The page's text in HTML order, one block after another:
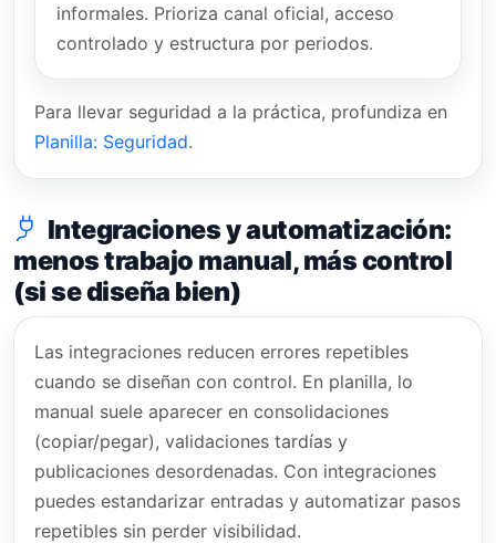
informales. Prioriza canal oficial, acceso
controlado y estructura por periodos.
Para llevar seguridad a la práctica, profundiza en
Planilla: Seguridad.
Integraciones y automatización:
menos trabajo manual, más control
(si se diseña bien)
Las integraciones reducen errores repetibles
cuando se diseñan con control. En planilla, lo
manual suele aparecer en consolidaciones
(copiar/pegar), validaciones tardías y
publicaciones desordenadas. Con integraciones
puedes estandarizar entradas y automatizar pasos
repetibles sin perder visibilidad.